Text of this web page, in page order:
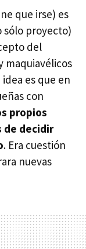
que irse) es
sólo proyecto)
del
maquiavélicos
es que en
con
propios
de decidir
. Era cuestión
nuevas